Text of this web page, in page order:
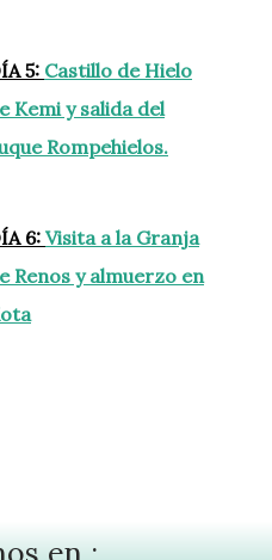
5: Castillo de Hielo
Kemi y salida del
Rompehielos.
6: Visita a la Granja
Renos y almuerzo en